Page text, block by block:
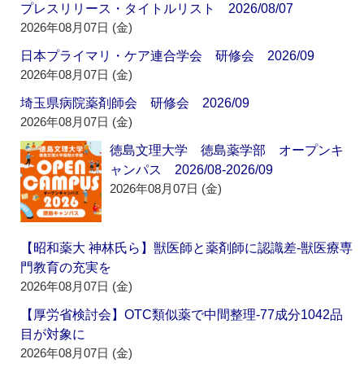
プレスリリース・タイトルリスト 2026/08/07
2026年08月07日 (金)
日本プライマリ・ケア連合学会 研修会 2026/09
2026年08月07日 (金)
埼玉県病院薬剤師会 研修会 2026/09
2026年08月07日 (金)
徳島文理大学 徳島薬学部 オープンキ
ャンパス 2026/08-2026/09
2026年08月07日 (金)
【昭和薬大 神林氏ら】獣医師と薬剤師に認識差‐獣医療専
門教育の充実を
2026年08月07日 (金)
【厚労省検討会】OTC類似薬で中間整理‐77成分1042品
目が対象に
2026年08月07日 (金)